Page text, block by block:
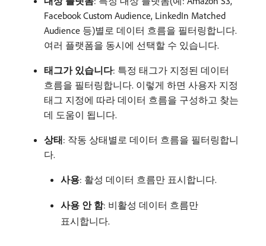
Facebook Custom Audience, LinkedIn Matched
Audience 등)별로 데이터 흐름을 필터링합니다.
여러 플랫폼을 동시에 선택할 수 있습니다.
태그가 있습니다: 특정 태그가 지정된 데이터
흐름을 필터링합니다. 이렇게 하면 사용자 지정
태그 지정에 따라 데이터 흐름을 구성하고 찾는
데 도움이 됩니다.
상태: 작동 상태별로 데이터 흐름을 필터링합니
다.
사용: 활성 데이터 흐름만 표시합니다.
사용 안 함: 비활성 데이터 흐름만
표시합니다.